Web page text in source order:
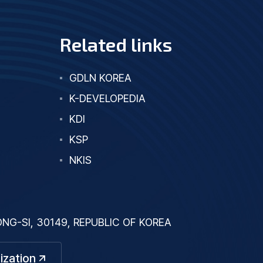
Related links
GDLN KOREA
K-DEVELOPEDIA
KDI
KSP
NKIS
SI, 30149, REPUBLIC OF KOREA